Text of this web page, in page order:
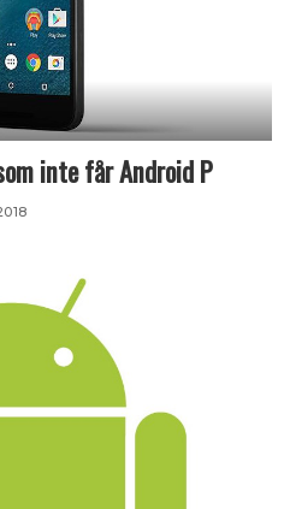
inte får Android P